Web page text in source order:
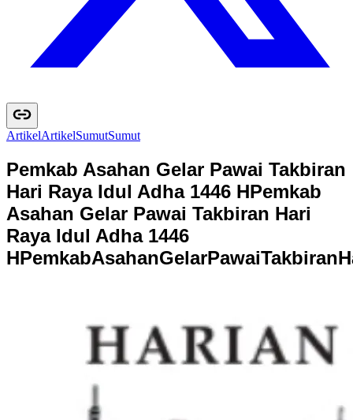
ArtikelArtikelSumutSumut
Pemkab Asahan Gelar Pawai Takbiran
Hari Raya Idul Adha 1446 HPemkab
Asahan Gelar Pawai Takbiran Hari
Raya Idul Adha 1446
HPemkabAsahanGelarPawaiTakbiranH